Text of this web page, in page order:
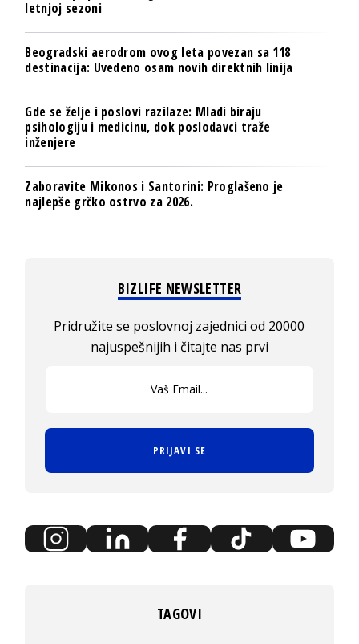
letnjoj sezoni
Beogradski aerodrom ovog leta povezan sa 118
destinacija: Uvedeno osam novih direktnih linija
Gde se želje i poslovi razilaze: Mladi biraju
psihologiju i medicinu, dok poslodavci traže
inženjere
Zaboravite Mikonos i Santorini: Proglašeno je
najlepše grčko ostrvo za 2026.
BIZLIFE NEWSLETTER
Pridružite se poslovnoj zajednici od 20000
najuspešnijih i čitajte nas prvi
PRIJAVI SE
TAGOVI